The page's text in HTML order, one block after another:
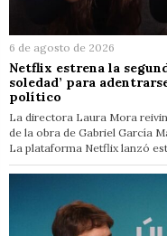
6 de agosto de 2026
Netflix estrena la
soledad’ para
político
La directora Laura Mora
de la obra de Gabriel García
La plataforma Netflix lanzó